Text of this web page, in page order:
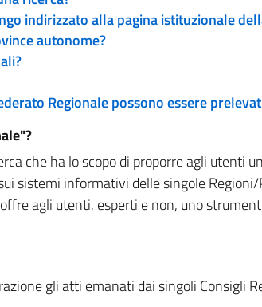
indirizzato alla pagina istituzionale
autonome?
Regionale possono essere
che ha lo scopo di proporre agli utenti
sistemi informativi delle singole
agli utenti, esperti e non, uno
gli atti emanati dai singoli Consigli